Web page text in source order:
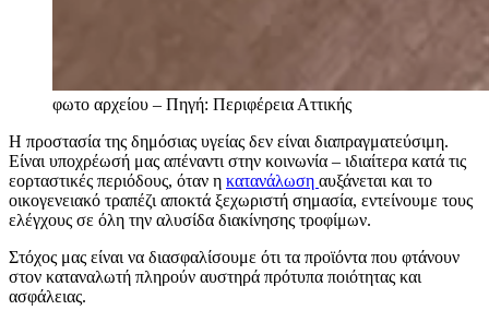
φωτο αρχείου – Πηγή: Περιφέρεια Αττικής
Η προστασία της δημόσιας υγείας δεν είναι διαπραγματεύσιμη.
Είναι υποχρέωσή μας απέναντι στην κοινωνία – ιδιαίτερα κατά τις
εορταστικές περιόδους, όταν η κατανάλωση αυξάνεται και το
οικογενειακό τραπέζι αποκτά ξεχωριστή σημασία, εντείνουμε τους
ελέγχους σε όλη την αλυσίδα διακίνησης τροφίμων.
Στόχος μας είναι να διασφαλίσουμε ότι τα προϊόντα που φτάνουν
στον καταναλωτή πληρούν αυστηρά πρότυπα ποιότητας και
ασφάλειας.